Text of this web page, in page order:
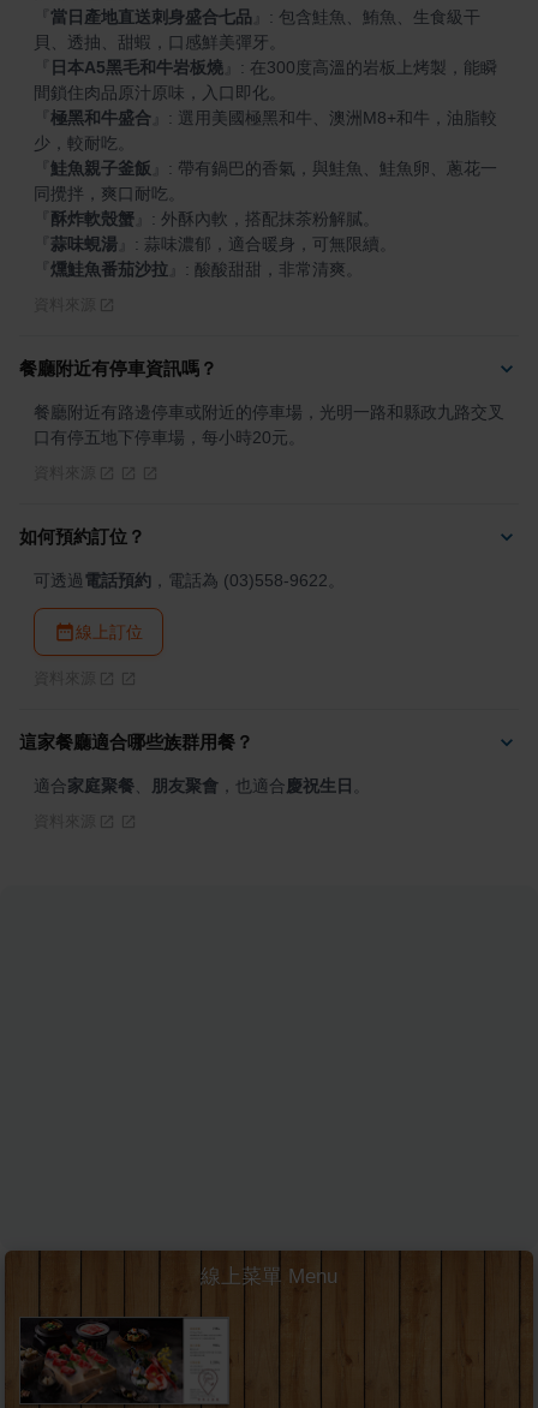
當日產地直送刺身盛合七品
: 包含鮭魚、鮪魚、生食級干
日本A5黑毛和牛岩板燒
: 在300度高溫的岩板上烤製，能瞬
極黑和牛盛合
: 選用美國極黑和牛、澳洲M8+和牛，油脂較
鮭魚親子釜飯
: 帶有鍋巴的香氣，與鮭魚、鮭魚卵、蔥花一
酥炸軟殼蟹
蒜味蜆湯
燻鮭魚番茄沙拉 : 酸酸甜甜，非常清爽。
餐廳附近有停車資訊嗎？
餐廳附近有路邊停車或附近的停車場，光明一路和縣政九路交叉
口有停五地下停車場，每小時20元。
如何預約訂位？
可透過電話預約 ，電話為 (03)558-9622。
線上訂位
這家餐廳適合哪些族群用餐？
適合家庭聚餐 朋友聚會 ，也適合 慶祝生日
線上菜單 Menu